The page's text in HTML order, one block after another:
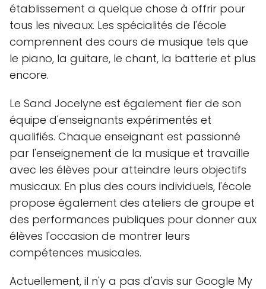
établissement a quelque chose à offrir pour
tous les niveaux. Les spécialités de l'école
comprennent des cours de musique tels que
le piano, la guitare, le chant, la batterie et plus
encore.
Le Sand Jocelyne est également fier de son
équipe d'enseignants expérimentés et
qualifiés. Chaque enseignant est passionné
par l'enseignement de la musique et travaille
avec les élèves pour atteindre leurs objectifs
musicaux. En plus des cours individuels, l'école
propose également des ateliers de groupe et
des performances publiques pour donner aux
élèves l'occasion de montrer leurs
compétences musicales.
Actuellement, il n'y a pas d'avis sur Google My